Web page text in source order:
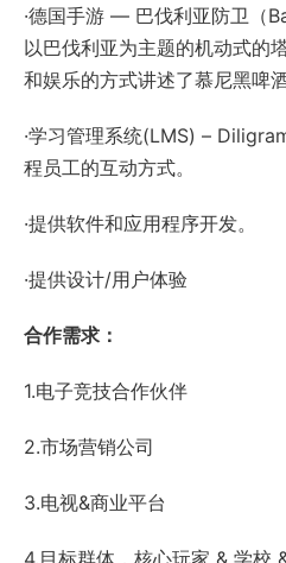
·德国手游 — 巴伐利亚防卫（
以巴伐利亚为主题的机动式的
和娱乐的方式讲述了慕尼黑啤
·学习管理系统(LMS) –
程员工的互动方式。
·提供软件和应用程序开发。
·提供设计/用户体验
合作需求：
1.电子竞技合作伙伴
2.市场营销公司
3.电视&商业平台
4.目标群体，核心玩家 & 学校